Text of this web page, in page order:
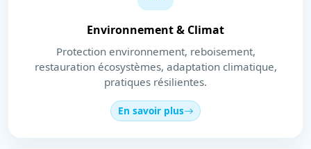
Environnement & Climat
Protection environnement, reboisement,
restauration écosystèmes, adaptation climatique,
pratiques résilientes.
En savoir plus